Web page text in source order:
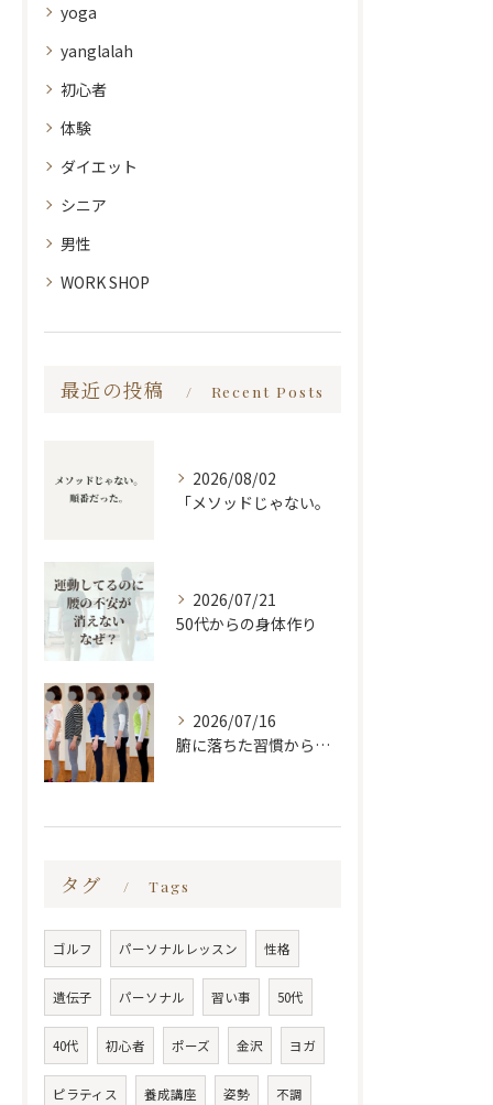
yoga
yanglalah
初心者
体験
ダイエット
シニア
男性
WORK SHOP
最近の投稿 Recent Posts
2026/08/02
「メソッドじゃない。
2026/07/21
50代からの身体作り
2026/07/16
腑に落ちた習慣から変わる
タグ Tags
ゴルフ パーソナルレッスン 性格
遺伝子 パーソナル 習い事 50代
40代 初心者 ポーズ 金沢 ヨガ
ピラティス 養成講座 姿勢 不調